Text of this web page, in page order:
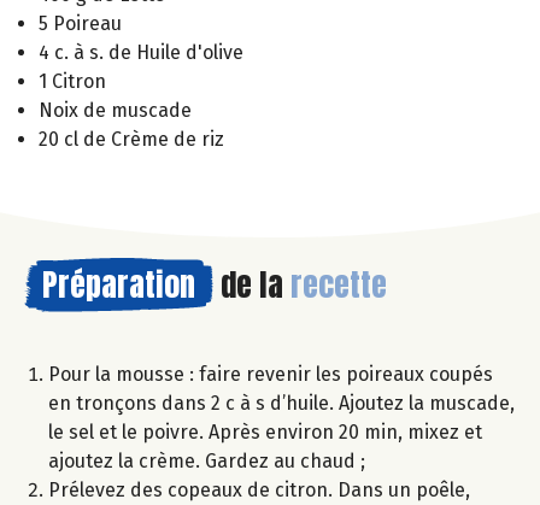
5 Poireau
4 c. à s. de Huile d'olive
1 Citron
Noix de muscade
20 cl de Crème de riz
Préparation de la recette
Pour la mousse : faire revenir les poireaux coupés
en tronçons dans 2 c à s d’huile. Ajoutez la muscade,
le sel et le poivre. Après environ 20 min, mixez et
ajoutez la crème. Gardez au chaud ;
Prélevez des copeaux de citron. Dans un poêle,